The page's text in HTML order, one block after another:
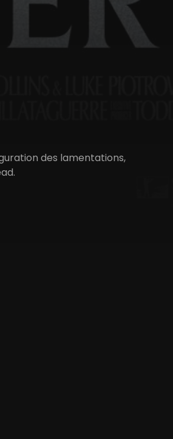
des lamentations,